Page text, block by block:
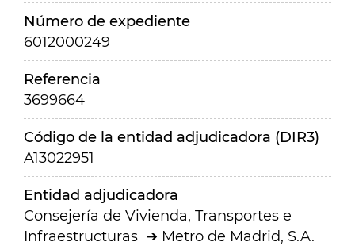
Número de expediente
6012000249
Referencia
3699664
Código de la entidad adjudicadora (DIR3)
A13022951
Entidad adjudicadora
Consejería de Vivienda, Transportes e
Infraestructuras
Metro de Madrid, S.A.